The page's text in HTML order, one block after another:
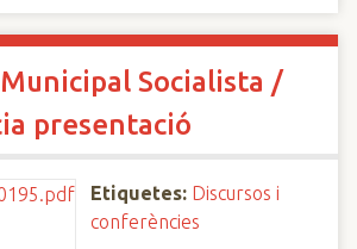
Socialista /
presentació
Etiquetes: Discursos i
conferències